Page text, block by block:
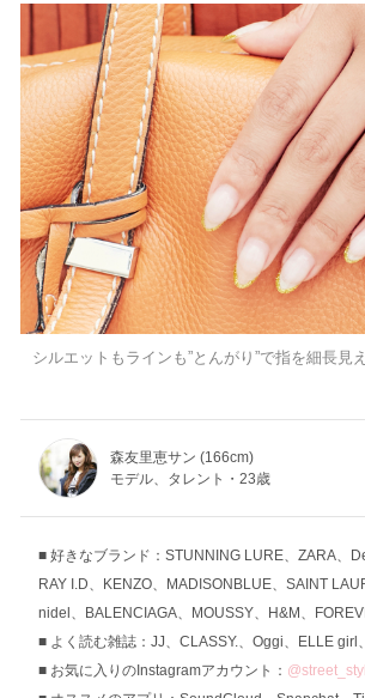
シルエットもラインも”とんがり”で指を細長見え
森友里恵サン (166cm)
モデル、タレント・23歳
好きなブランド：STUNNING LURE、ZARA、
RAY I.D、KENZO、MADISONBLUE、SAINT
nidel、BALENCIAGA、MOUSSY、H&M、
よく読む雑誌：JJ、CLASSY.、Oggi、ELLE girl
お気に入りのInstagramアカウント：